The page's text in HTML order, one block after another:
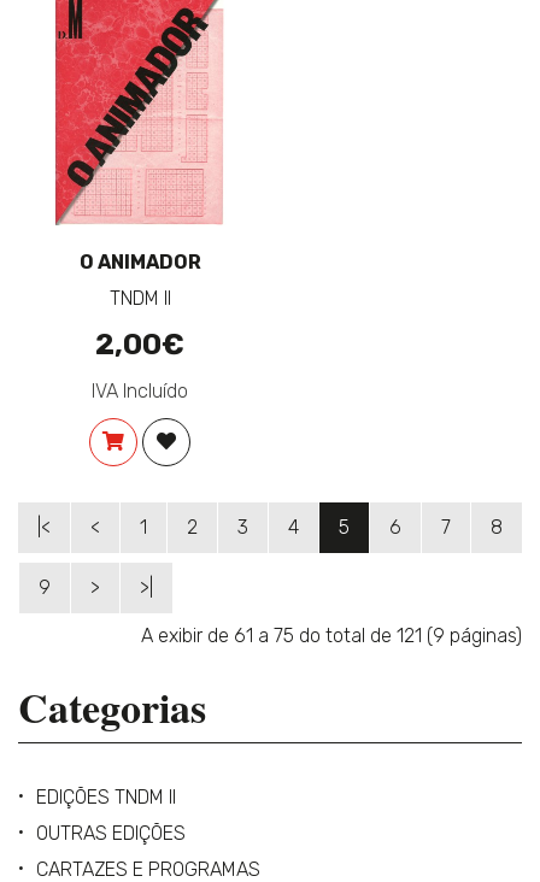
O ANIMADOR
TNDM II
2,00€
IVA Incluído
COMPRARADICIONAR À LISTA DE DESEJOS
|< < 1 2 3 4 5 6 7 8
9 > >|
A exibir de 61 a 75 do total de 121 (9 páginas)
Categorias
EDIÇÕES TNDM II
OUTRAS EDIÇÕES
CARTAZES E PROGRAMAS